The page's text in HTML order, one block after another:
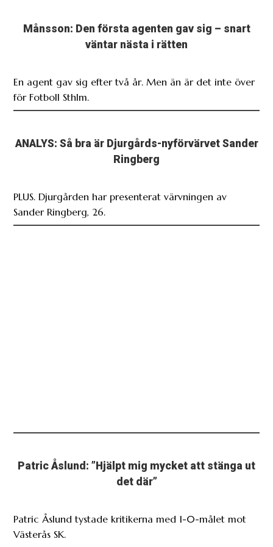
Månsson: Den första agenten gav sig – snart
väntar nästa i rätten
En agent gav sig efter två år. Men än är det inte över
för Fotboll Sthlm.
ANALYS: Så bra är Djurgårds-nyförvärvet Sander
Ringberg
PLUS. Djurgården har presenterat värvningen av
Sander Ringberg, 26.
Patric Åslund: ”Hjälpt mig mycket att stänga ut
det där”
Patric Åslund tystade kritikerna med 1-0-målet mot
Västerås SK.